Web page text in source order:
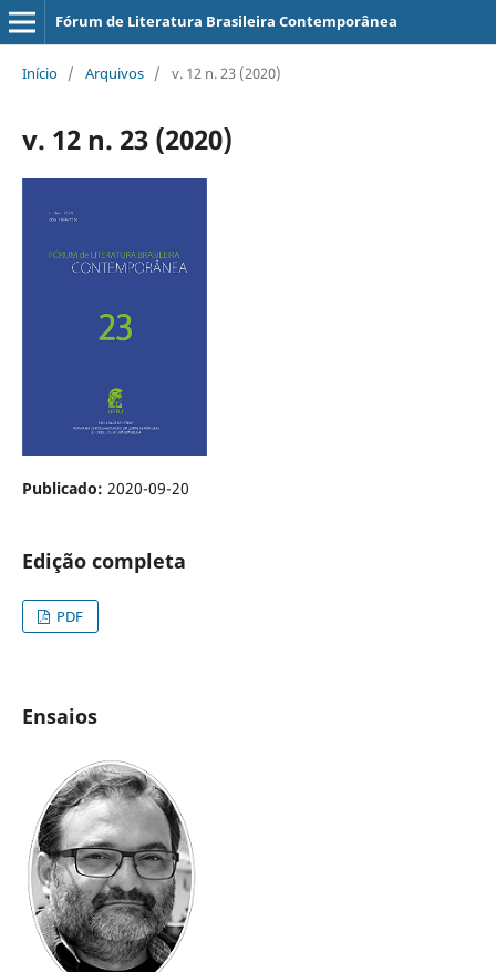
Fórum de Literatura Brasileira Contemporânea
Início / Arquivos / v. 12 n. 23 (2020)
v. 12 n. 23 (2020)
Publicado: 2020-09-20
Edição completa
PDF
Ensaios